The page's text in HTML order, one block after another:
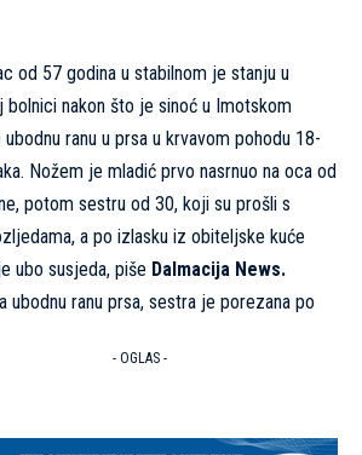
od 57 godina u stabilnom je stanju u
bolnici nakon što je sinoć u Imotskom
ranu u prsa u krvavom pohodu 18-
Nožem je mladić prvo nasrnuo na oca od
potom sestru od 30, koji su prošli s
a po izlasku iz obiteljske kuće
ubo susjeda, piše Dalmacija News.
ubodnu ranu prsa, sestra je porezana po
- OGLAS -